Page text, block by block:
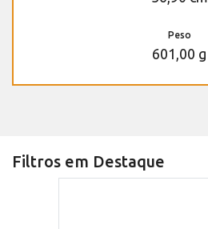
Peso
601,00 g
Filtros em Destaque